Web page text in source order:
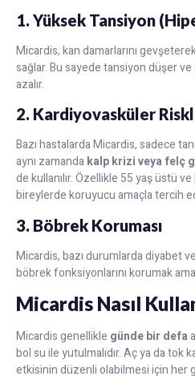
1. Yüksek Tansiyon
Micardis, kan damarlarını
sağlar. Bu sayede tansiyon düşer
azalır.
2. Kardiyovasküler
Bazı hastalarda Micardis, sadece
aynı zamandakalp krizi veya felç
de kullanılır. Özellikle 55 yaş üstü ve
bireylerde koruyucu amaçla tercih
3. Böbrek Koruması
Micardis, bazı durumlarda diyabet
böbrek fonksiyonlarını korumak
Micardis Nasıl
Micardis genellikle günde bir defa
bol su ile yutulmalıdır. Aç ya da tok
etkisinin düzenli olabilmesi için her